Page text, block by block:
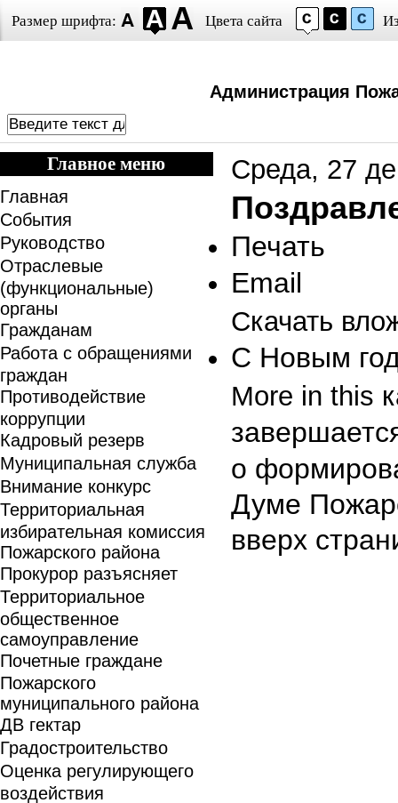
Размер шрифта: Цвета сайта
Администрация
Главное меню
Главная
События
Руководство
Отраслевые
(функциональные)
органы
Гражданам
Работа с обращениями
граждан
Противодействие
коррупции
Кадровый резерв
Муниципальная служба
Внимание конкурс
Территориальная
избирательная комиссия
Пожарского района
Прокурор разъясняет
Территориальное
общественное
самоуправление
Почетные граждане
Пожарского
муниципального района
ДВ гектар
Градостроительство
Оценка регулирующего
воздействия
Среда, 27
Печать
Email
Скачать
С Новым
More in this
о
Думе
вверх